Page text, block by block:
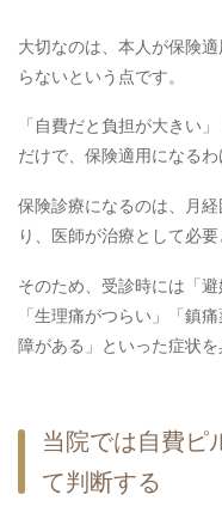
大切なのは、本人が保険
らないという点です。
「自費だと負担が大きい
だけで、保険適用になるわ
保険診療になるのは、月
り、医師が治療として必要
そのため、受診時には「
「生理痛がつらい」「鎮
障がある」といった症状
当院では自費ピ
て判断する